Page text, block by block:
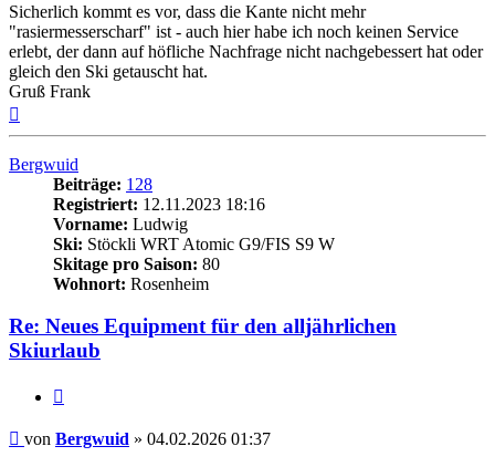
Sicherlich kommt es vor, dass die Kante nicht mehr
"rasiermesserscharf" ist - auch hier habe ich noch keinen Service
erlebt, der dann auf höfliche Nachfrage nicht nachgebessert hat oder
gleich den Ski getauscht hat.
Gruß Frank
Bergwuid
Beiträge: 128
Registriert: 12.11.2023 18:16
Vorname: Ludwig
Ski: Stöckli WRT Atomic G9/FIS S9 W
Skitage pro Saison: 80
Wohnort: Rosenheim
Re: Neues Equipment für den alljährlichen
Skiurlaub
Beitrag
von Bergwuid » 04.02.2026 01:37